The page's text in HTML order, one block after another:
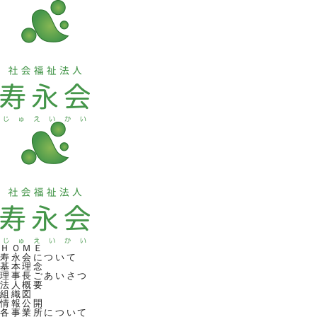
ＨＯＭＥ
寿永会について
基本理念
理事長ごあいさつ
法人概要
組織図
情報公開
各事業所について